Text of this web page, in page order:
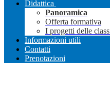
Didattica
Panoramica
Offerta formativa
I progetti delle
Informazioni utili
Contatti
Prenotazioni